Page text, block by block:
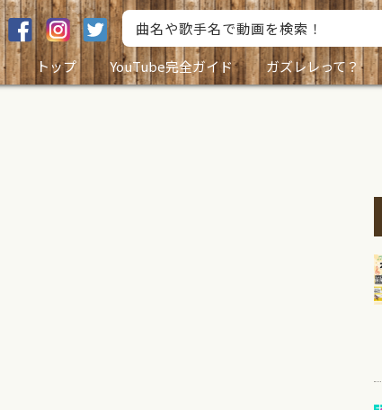
トップ
YouTube完全ガイド ガズレレって？